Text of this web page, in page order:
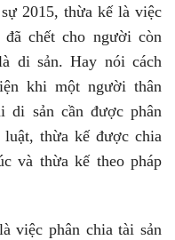
2015, thừa kế là việc
chết cho người còn
di sản. Hay nói cách
khi một người thân
di sản cần được phân
thừa kế được chia
và thừa kế theo pháp
việc phân chia tài sản